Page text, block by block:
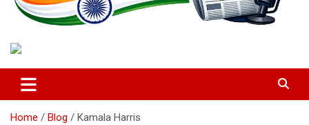
kotwar.in
Home Blog Kamala Harris